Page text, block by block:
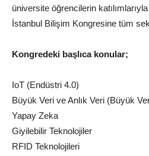
üniversite öğrencilerin
İstanbul Bilişim Kongresine tüm
Kongredeki başlıca konular;
IoT (Endüstri 4.0)
Büyük Veri ve Anlık Veri (Büyük
Yapay Zeka
Giyilebilir Teknolojiler
RFID Teknolojileri